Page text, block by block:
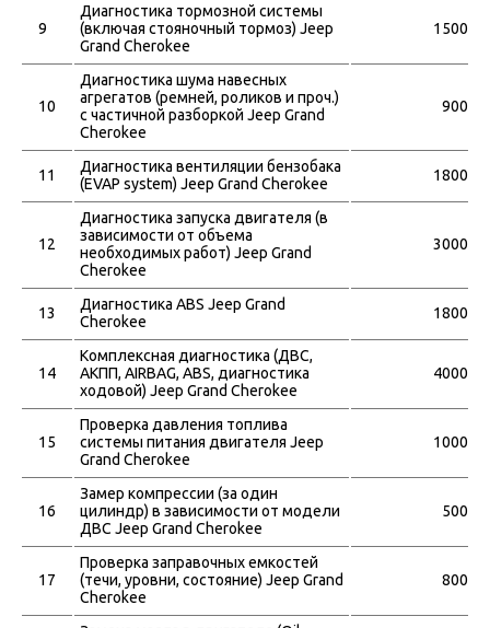
9
Диагностика тормозной системы
(включая стояночный тормоз) Jeep
Grand Cherokee
1500
10
Диагностика шума навесных
агрегатов (ремней, роликов и проч.)
с частичной разборкой Jeep Grand
Cherokee
900
11
Диагностика вентиляции бензобака
(EVAP system) Jeep Grand Cherokee
1800
12
Диагностика запуска двигателя (в
зависимости от объема
необходимых работ) Jeep Grand
Cherokee
3000
13
Диагностика ABS Jeep Grand
Cherokee
1800
14
Комплексная диагностика (ДВС,
АКПП, АIRBAG, ABS, диагностика
ходовой) Jeep Grand Cherokee
4000
15
Проверка давления топлива
системы питания двигателя Jeep
Grand Cherokee
1000
16
Замер компрессии (за один
цилиндр) в зависимости от модели
ДВС Jeep Grand Cherokee
500
17
Проверка заправочных емкостей
(течи, уровни, состояние) Jeep Grand
Cherokee
800